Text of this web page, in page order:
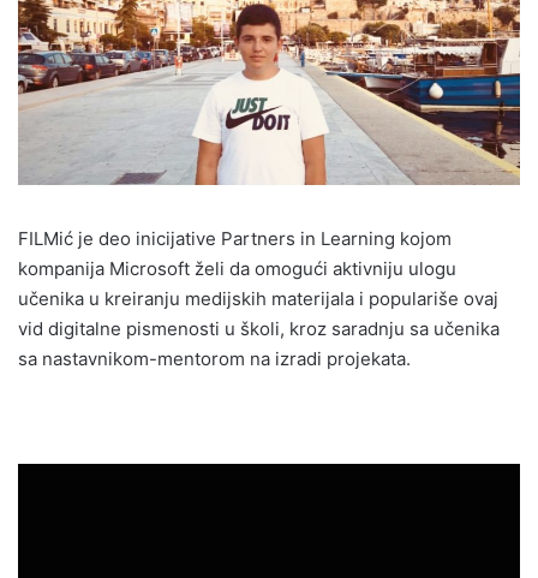
FILMić je deo inicijative Partners in Learning kojom
kompanija Microsoft želi da omogući aktivniju ulogu
učenika u kreiranju medijskih materijala i populariše ovaj
vid digitalne pismenosti u školi, kroz saradnju sa učenika
sa nastavnikom-mentorom na izradi projekata.